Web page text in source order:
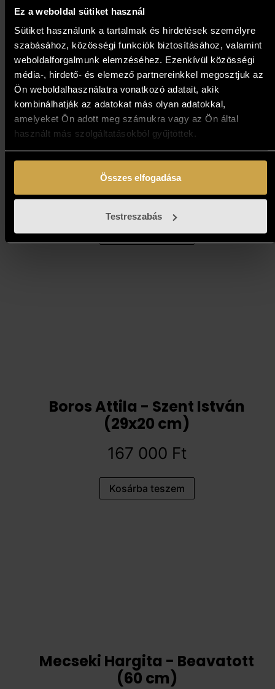
Ez a weboldal sütiket használ
Sütiket használunk a tartalmak és hirdetések személyre
szabásához, közösségi funkciók biztosításához, valamint
weboldalforgalmunk elemzéséhez. Ezenkívül közösségi
média-, hirdető- és elemező partnereinkkel megosztjuk az
Ön weboldalhasználatra vonatkozó adatait, akik
kombinálhatják az adatokat más olyan adatokkal,
amelyeket Ön adott meg számukra vagy az Ön által
használt más szolgáltatásokból gyűjtöttek.
Összes elfogadása
Testreszabás
Papp Gábor - Az öreg híd
(50x70 cm)
593 000Ft
Kosárba teszem
Boros Attila - Szent István
(29x20 cm)
167 000 Ft
Kosárba teszem
Mecseki Hargita - Beavatott
(60 cm)